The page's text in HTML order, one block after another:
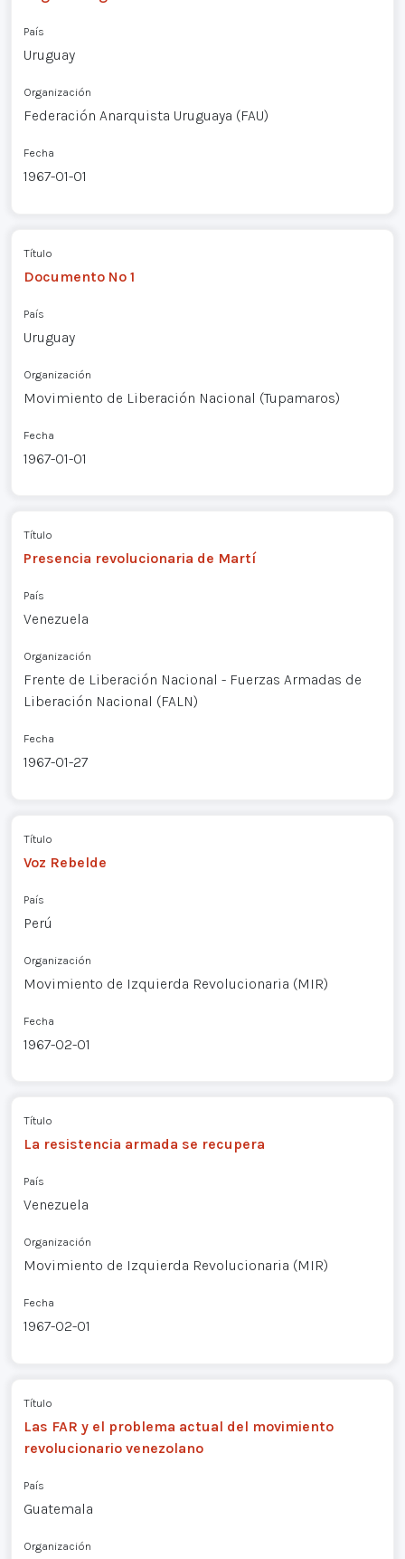
País
Uruguay
Organización
Federación Anarquista Uruguaya (FAU)
Fecha
1967-01-01
Título
Documento Nº 1
País
Uruguay
Organización
Movimiento de Liberación Nacional (Tupamaros)
Fecha
1967-01-01
Título
Presencia revolucionaria de Martí
País
Venezuela
Organización
Frente de Liberación Nacional - Fuerzas Armadas de
Liberación Nacional (FALN)
Fecha
1967-01-27
Título
Voz Rebelde
País
Perú
Organización
Movimiento de Izquierda Revolucionaria (MIR)
Fecha
1967-02-01
Título
La resistencia armada se recupera
País
Venezuela
Organización
Movimiento de Izquierda Revolucionaria (MIR)
Fecha
1967-02-01
Título
Las FAR y el problema actual del movimiento
revolucionario venezolano
País
Guatemala
Organización